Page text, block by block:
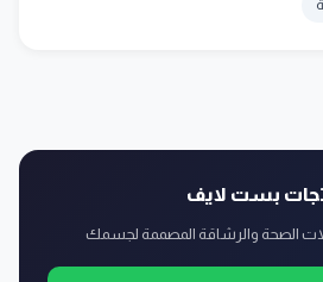
بست لايف
الصحة والرشاقة المصممة لجسمك